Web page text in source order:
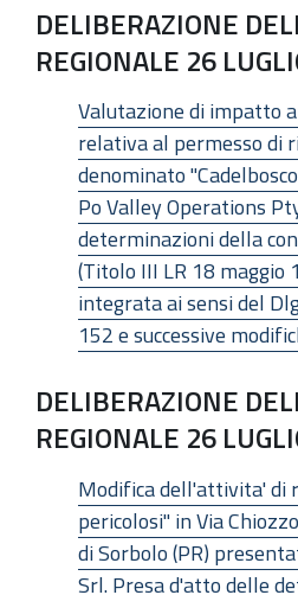
DELIBERAZIONE
REGIONALE 26
Valutazione di impatto
relativa al permesso di
denominato
Po Valley Operations
determinazioni della
(Titolo III LR 18 maggio
integrata ai sensi del
152 e successive
DELIBERAZIONE
REGIONALE 26
Modifica dell'attivita' di
pericolosi" in Via
di Sorbolo (PR)
Srl. Presa d'atto delle